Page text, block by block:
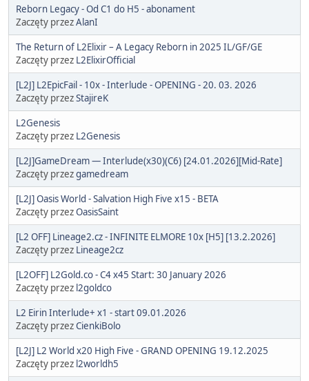
Reborn Legacy - Od C1 do H5 - abonament
Zaczęty przezAlanI
The Return of L2Elixir – A Legacy Reborn in 2025 IL/GF/GE
Zaczęty przez L2ElixirOfficial
[L2J] L2EpicFail - 10x - Interlude - OPENING - 20. 03. 2026
Zaczęty przezStajireK
L2Genesis
Zaczęty przez L2Genesis
[L2J]GameDream — Interlude(x30)(C6) [24.01.2026][Mid-Rate]
Zaczęty przezgamedream
[L2J] Oasis World - Salvation High Five x15 - BETA
Zaczęty przezOasisSaint
[L2 OFF] Lineage2.cz - INFINITE ELMORE 10x [H5] [13.2.2026]
Zaczęty przez Lineage2cz
[L2OFF] L2Gold.co - C4 x45 Start: 30 January 2026
Zaczęty przez l2goldco
L2 Eirin Interlude+ x1 - start 09.01.2026
Zaczęty przezCienkiBolo
[L2J] L2 World x20 High Five - GRAND OPENING 19.12.2025
Zaczęty przez l2worldh5